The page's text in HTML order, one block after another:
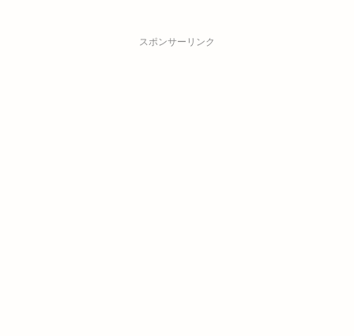
スポンサーリンク